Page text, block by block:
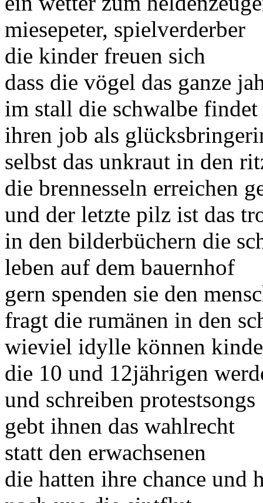
miesepeter, spielverderber
die kinder freuen sich
dass die vögel das ganze
im stall die schwalbe
ihren job als
selbst das unkraut in den
die brennesseln erreichen
und der letzte pilz ist das
in den bilderbüchern die
leben auf dem bauernhof
gern spenden sie den
fragt die rumänen in den
wieviel idylle können
die 10 und 12jährigen
und schreiben protestsongs
gebt ihnen das wahlrecht
statt den erwachsenen
die hatten ihre chance und